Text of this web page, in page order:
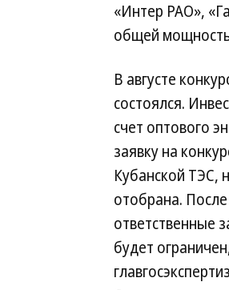
«Интер РАО»,
общей
В августе
состоялся.
счет оптового
заявку на
Кубанской ТЭС,
отобрана.
ответственные
будет